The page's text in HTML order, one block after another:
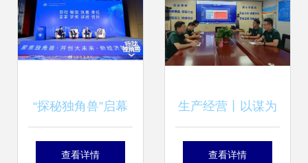
“探秘独角兽”启幕
北京广播电视台财
查看详情
生产经营丨以谋为
先,以效为本,拓展
查看详情